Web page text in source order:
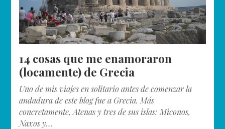
14 cosas que me enamoraron
(locamente) de Grecia
Uno de mis viajes en solitario antes de comenzar la
andadura de este blog fue a Grecia. Más
concretamente, Atenas y tres de sus islas: Miconos,
Naxos y…